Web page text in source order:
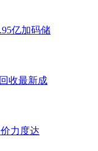
亿加码储
收最新成
力度达